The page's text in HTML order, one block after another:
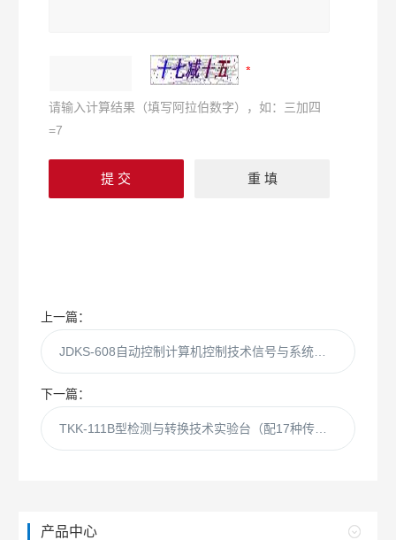
请输入计算结果（填写阿拉伯数字），如：三加四
=7
上一篇：
下一篇：
产品中心